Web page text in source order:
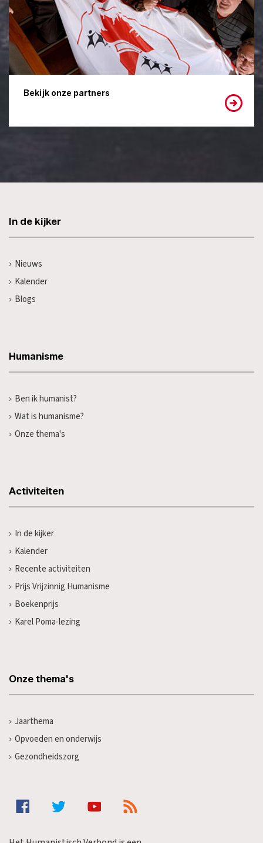
Bekijk onze partners
In de kijker
Nieuws
Kalender
Blogs
Humanisme
Ben ik humanist?
Wat is humanisme?
Onze thema's
Activiteiten
In de kijker
Kalender
Recente activiteiten
Prijs Vrijzinnig Humanisme
Boekenprijs
Karel Poma-lezing
Onze thema's
Jaarthema
Opvoeden en onderwijs
Gezondheidszorg